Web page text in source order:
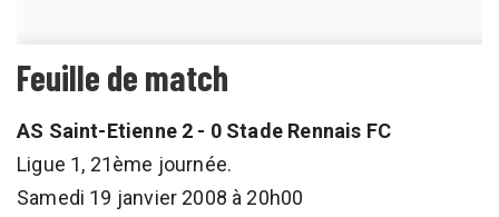
Feuille de match
AS Saint-Etienne 2 - 0 Stade Rennais FC
Ligue 1, 21ème journée.
Samedi 19 janvier 2008 à 20h00